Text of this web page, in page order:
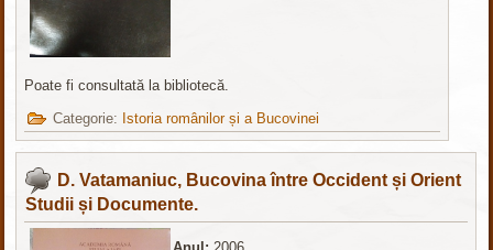
Poate fi consultată la bibliotecă.
Categorie: Istoria românilor și a Bucovinei
D. Vatamaniuc, Bucovina între Occident și Orient
Studii și Documente.